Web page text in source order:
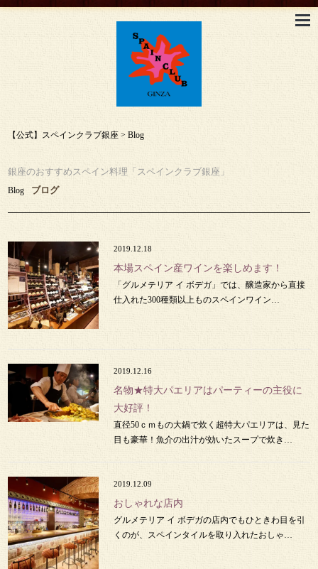
【公式】スペインクラブ銀座 >Blog
銀座のおすすめスペイン料理「スペインクラブ銀座」
Blog ブログ
2019.12.18
本場スペイン産ワインを楽しめます！
「グルメテリア イ ボデガ」では、醸造家から直接
仕入れた300種類以上ものスペインワイン…
2019.12.16
名物★特大パエリアはパーティーの主役に
大好評！
直径50ｃｍもの大鍋で炊く超特大パエリアは、見た
目も豪華！魚介の出汁が効いたスープで炊き…
2019.12.09
おしゃれな店内
グルメテリア イ ボデガの店内でもひときわ目を引
くのが、スペインタイルを取り入れたおしゃ…